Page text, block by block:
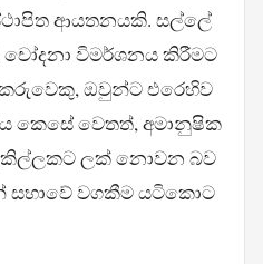
ආයතනයකි. සල්ලේ
විමර්ශනය කිරීමට
ඔවුන්ට එරෙහිව
කෙසේ වෙතත්, අමානුෂික
ලක් නොවන බව
වගකීම යටිකොට